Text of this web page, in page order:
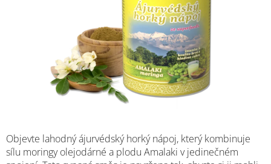
Objevte lahodný ájurvédský horký nápoj, který kombinuje
sílu moringy olejodárné a plodu Amalaki v jedinečném